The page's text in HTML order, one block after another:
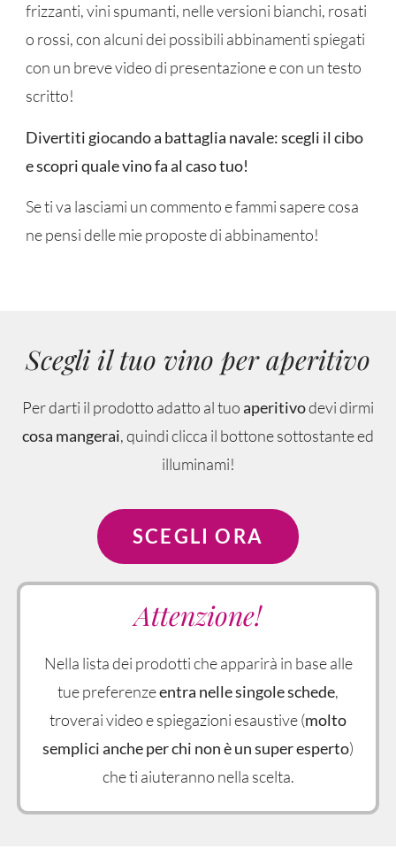
frizzanti, vini spumanti, nelle versioni bianchi, rosati
o rossi, con alcuni dei possibili abbinamenti spiegati
con un breve video di presentazione e con un testo
scritto!
Divertiti giocando a battaglia navale: scegli il cibo
e scopri quale vino fa al caso tuo!
Se ti va lasciami un commento e fammi sapere cosa
ne pensi delle mie proposte di abbinamento!
Scegli il tuo vino per aperitivo
Per darti il prodotto adatto al tuoaperitivodevi dirmi
cosa mangerai, quindi clicca il bottone sottostante ed
illuminami!
SCEGLI ORA
Attenzione!
Nella lista dei prodotti che apparirà in base alle
tue preferenzeentra nelle singole schede,
troverai video e spiegazioni esaustive (molto
semplici anche per chi non è un super esperto)
che ti aiuteranno nella scelta.